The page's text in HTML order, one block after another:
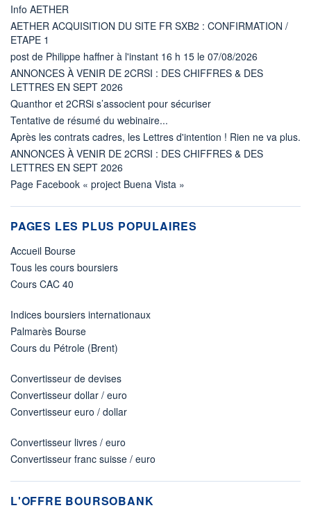
Info AETHER
AETHER ACQUISITION DU SITE FR SXB2 : CONFIRMATION /
ETAPE 1
post de Philippe haffner à l'instant 16 h 15 le 07/08/2026
ANNONCES À VENIR DE 2CRSI : DES CHIFFRES & DES
LETTRES EN SEPT 2026
Quanthor et 2CRSi s’associent pour sécuriser
Tentative de résumé du webinaire...
Après les contrats cadres, les Lettres d'intention ! Rien ne va plus.
ANNONCES À VENIR DE 2CRSI : DES CHIFFRES & DES
LETTRES EN SEPT 2026
Page Facebook « project Buena Vista »
PAGES LES PLUS POPULAIRES
Accueil Bourse
Tous les cours boursiers
Cours CAC 40
Indices boursiers internationaux
Palmarès Bourse
Cours du Pétrole (Brent)
Convertisseur de devises
Convertisseur dollar / euro
Convertisseur euro / dollar
Convertisseur livres / euro
Convertisseur franc suisse / euro
L'OFFRE BOURSOBANK